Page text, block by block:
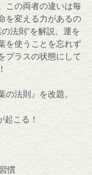
この両者の違いは毎
を変える力があるの
法則”を解説。運を
を使うことを忘れず
プラスの状態にして
法則』を改題。
こる！
慣